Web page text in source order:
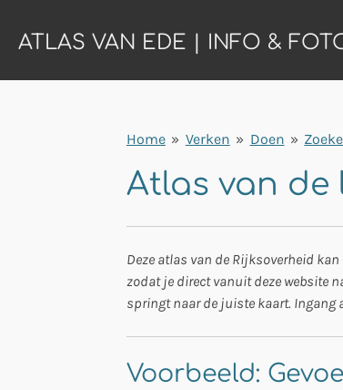
direct
de
ATLAS VAN EDE | INFO &
Home » Verken » Doen »
Atlas van de
Deze atlas van de Rijksoverheid
zodat je direct vanuit deze website
springt naar de juiste kaart. Ingang
Voorbeeld: